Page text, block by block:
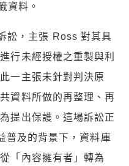
資料。
訟，主張 Ross 對其具
行未經授權之重製與利
一主張未針對判決原
資料所做的再整理、再
提出保護。這場訴訟正
普及的背景下，資料庫
「內容擁有者」轉為